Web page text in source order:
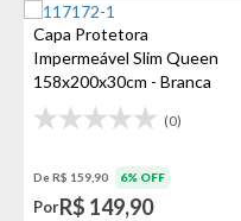
Capa Protetora
Impermeável Slim Queen
158x200x30cm - Branca
(0)
De R$ 159,90 6% OFF
PorR$ 149,90